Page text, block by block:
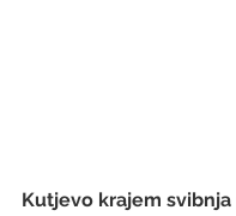
Kutjevo krajem